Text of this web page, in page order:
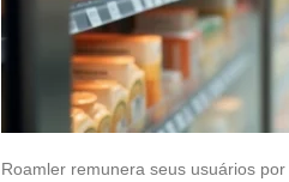
Roamler remunera seus usuários